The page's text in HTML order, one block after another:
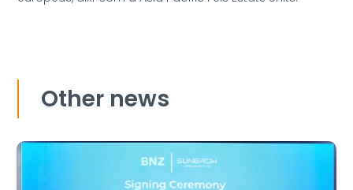
Other news